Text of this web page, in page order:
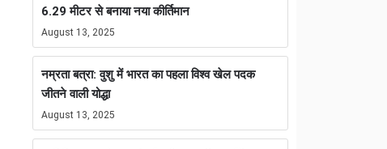
6.29 मीटर से बनाया नया कीर्तिमान
August 13, 2025
नम्रता बत्रा: वुशु में भारत का पहला विश्व खेल पदक
जीतने वाली योद्धा
August 13, 2025